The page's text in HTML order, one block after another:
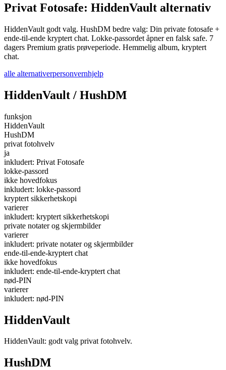
Privat Fotosafe: HiddenVault alternativ
HiddenVault godt valg. HushDM bedre valg: Din private fotosafe +
ende-til-ende kryptert chat. Lokke-passordet åpner en falsk safe. 7
dagers Premium gratis prøveperiode. Hemmelig album, kryptert
chat.
alle alternativerpersonvernhjelp
HiddenVault / HushDM
funksjon
HiddenVault
HushDM
privat fotohvelv
ja
inkludert: Privat Fotosafe
lokke-passord
ikke hovedfokus
inkludert: lokke-passord
kryptert sikkerhetskopi
varierer
inkludert: kryptert sikkerhetskopi
private notater og skjermbilder
varierer
inkludert: private notater og skjermbilder
ende-til-ende-kryptert chat
ikke hovedfokus
inkludert: ende-til-ende-kryptert chat
nød-PIN
varierer
inkludert: nød-PIN
HiddenVault
HiddenVault: godt valg privat fotohvelv.
HushDM